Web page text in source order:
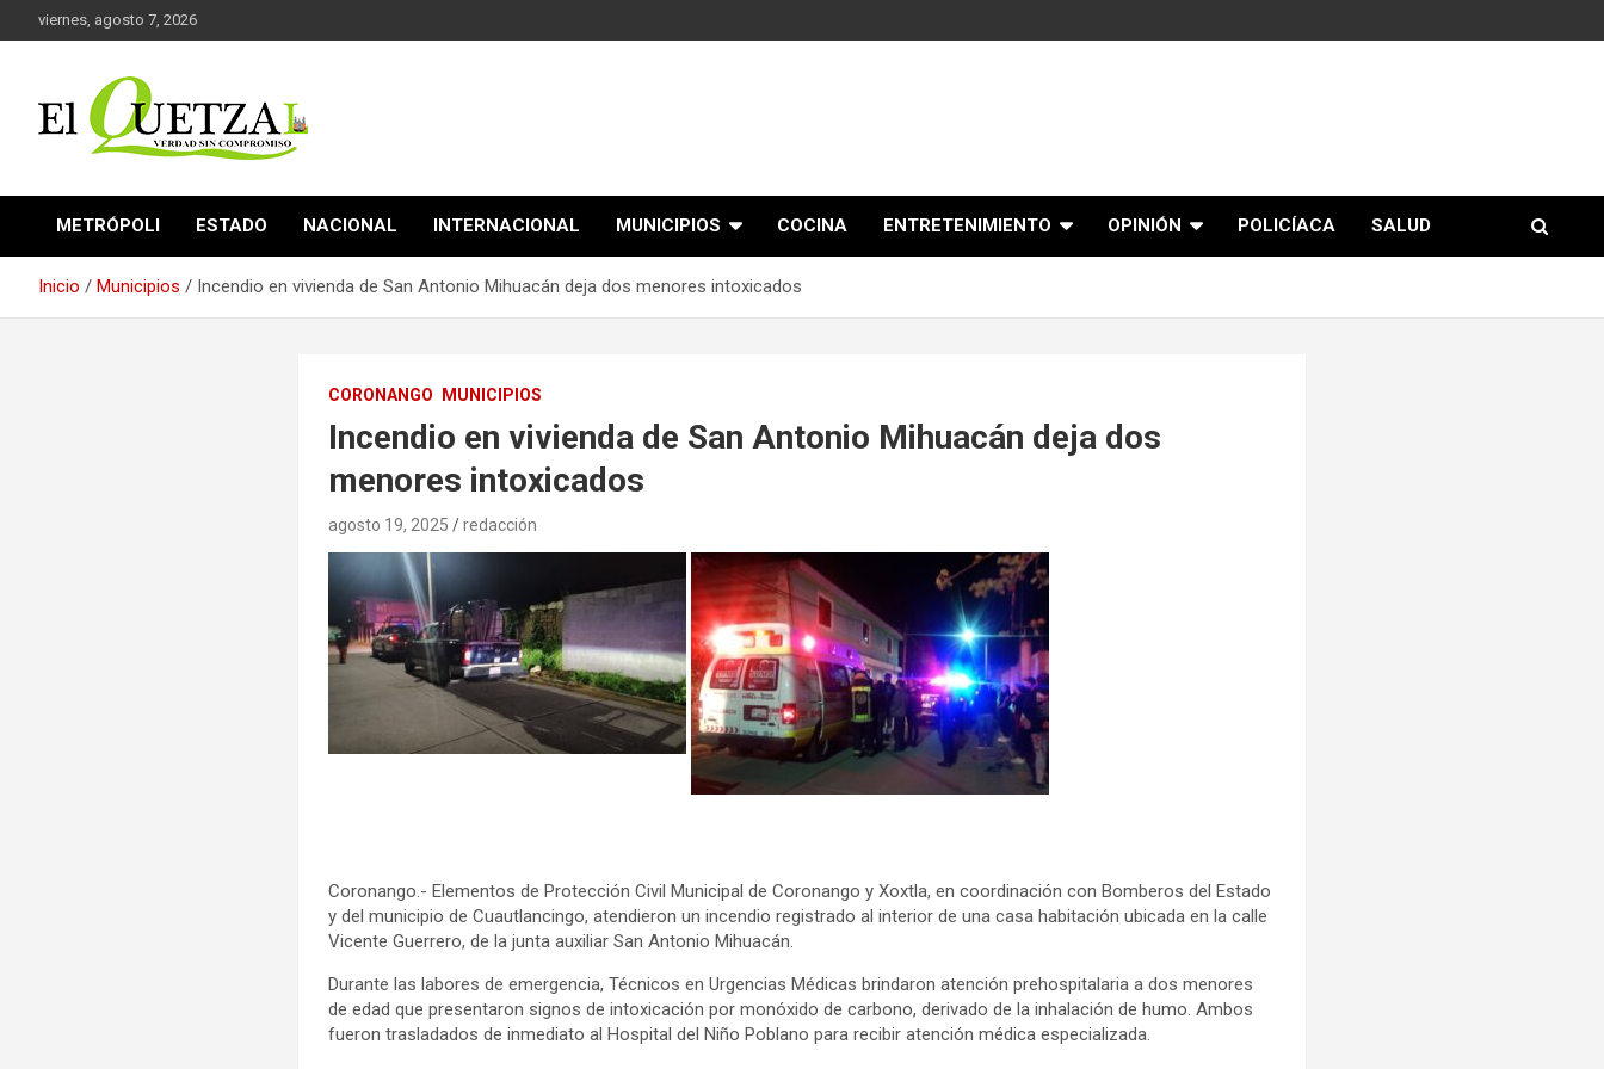
al
viernes, agosto 7, 2026
El Quetzal de Cholula
METRÓPOLI ESTADO NACIONAL INTERNACIONAL MUNICIPIOS COCINA ENTRETENIMIENTO OPINIÓN POLICÍACA SALUD
Inicio Municipios Incendio en vivienda de San Antonio Mihuacán deja dos menores intoxicados
CORONANGO MUNICIPIOS
Incendio en vivienda de San Antonio Mihuacán deja dos
menores intoxicados
agosto 19, 2025 redacción
Coronango.- Elementos de Protección Civil Municipal de Coronango y Xoxtla, en coordinación con Bomberos del Estado
y del municipio de Cuautlancingo, atendieron un incendio registrado al interior de una casa habitación ubicada en la calle
Vicente Guerrero, de la junta auxiliar San Antonio Mihuacán.
Durante las labores de emergencia, Técnicos en Urgencias Médicas brindaron atención prehospitalaria a dos menores
de edad que presentaron signos de intoxicación por monóxido de carbono, derivado de la inhalación de humo. Ambos
fueron trasladados de inmediato al Hospital del Niño Poblano para recibir atención médica especializada.